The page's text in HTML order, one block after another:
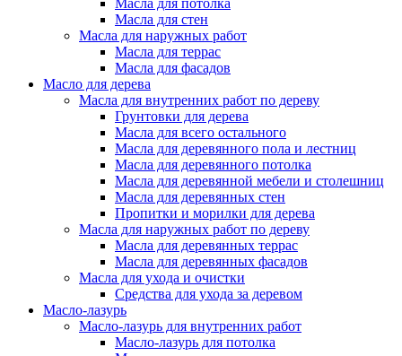
Масла для потолка
Масла для стен
Масла для наружных работ
Масла для террас
Масла для фасадов
Масло для дерева
Масла для внутренних работ по дереву
Грунтовки для дерева
Масла для всего остального
Масла для деревянного пола и лестниц
Масла для деревянного потолка
Масла для деревянной мебели и столешниц
Масла для деревянных стен
Пропитки и морилки для дерева
Масла для наружных работ по дереву
Масла для деревянных террас
Масла для деревянных фасадов
Масла для ухода и очистки
Средства для ухода за деревом
Масло-лазурь
Масло-лазурь для внутренних работ
Масло-лазурь для потолка